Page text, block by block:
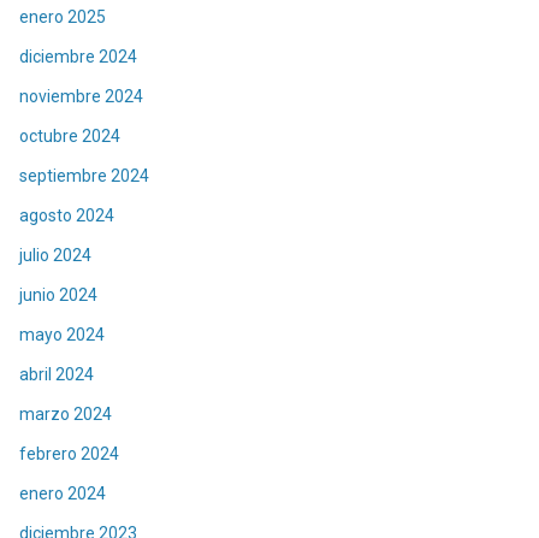
enero 2025
diciembre 2024
noviembre 2024
octubre 2024
septiembre 2024
agosto 2024
julio 2024
junio 2024
mayo 2024
abril 2024
marzo 2024
febrero 2024
enero 2024
diciembre 2023